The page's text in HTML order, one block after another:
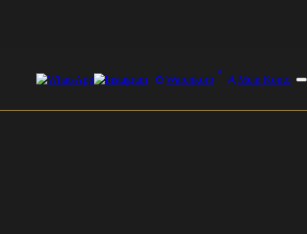
Warenkorb
0
Mein Konto